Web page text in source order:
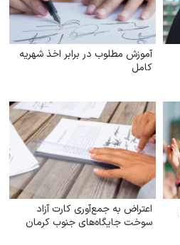
آموزش مطلوب در برابر اخذ شهریه
کامل
اعتراض به جمع‌آوری کارت آزاد
سوخت جایگاه‌های جنوب کرمان